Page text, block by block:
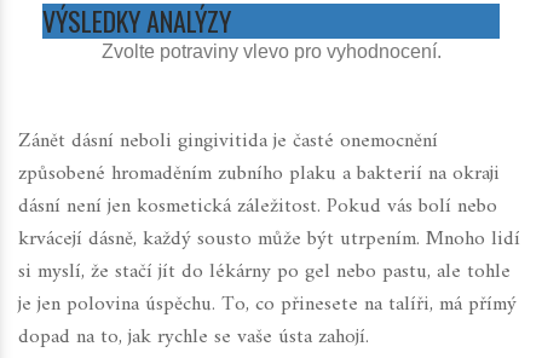
VÝSLEDKY ANALÝZY
Zvolte potraviny vlevo pro vyhodnocení.
Zánět dásní neboli gingivitidaje časté onemocnění
způsobené hromaděním zubního plaku a bakterií na okraji
dásní není jen kosmetická záležitost. Pokud vás bolí nebo
krvácejí dásně, každý sousto může být utrpením. Mnoho lidí
si myslí, že stačí jít do lékárny po gel nebo pastu, ale tohle
je jen polovina úspěchu. To, co přinesete na talíři, má přímý
dopad na to, jak rychle se vaše ústa zahojí.